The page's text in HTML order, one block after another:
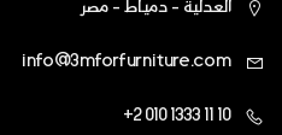
العدلية - دمياط - مصر
info@3mforfurniture.com
+2 010 1333 11 10